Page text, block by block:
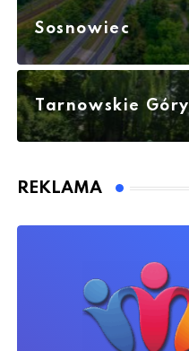
Sosnowiec
Tarnowskie Góry
REKLAMA